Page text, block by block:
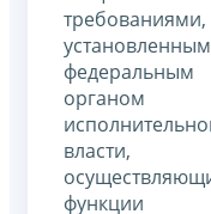
требованиями,
федеральным
органом
власти,
функции